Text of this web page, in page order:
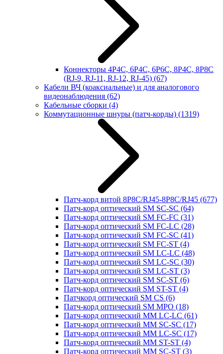
Коннекторы 4P4C, 6P4C, 6P6C, 8P4C, 8P8C
(RJ-9, RJ-11, RJ-12, RJ-45) (67)
Кабели ВЧ (коаксиальные) и для аналогового
видеонаблюдения (62)
Кабельные сборки (4)
Коммутационные шнуры (патч-корды) (1319)
Патч-корд витой 8P8C/RJ45-8P8C/RJ45 (677)
Патч-корд оптический SM SC-SC (64)
Патч-корд оптический SM FC-FC (31)
Патч-корд оптический SM FC-LC (28)
Патч-корд оптический SM FC-SC (41)
Патч-корд оптический SM FC-ST (4)
Патч-корд оптический SM LC-LC (48)
Патч-корд оптический SM LC-SC (30)
Патч-корд оптический SM LC-ST (3)
Патч-корд оптический SM SC-ST (6)
Патч-корд оптический SM ST-ST (4)
Патчкорд оптический SM CS (6)
Патч-корд оптический SM MPO (18)
Патч-корд оптический MM LC-LC (61)
Патч-корд оптический MM SC-SC (17)
Патч-корд оптический MM LC-SC (17)
Патч-корд оптический MM ST-ST (4)
Патч-корд оптический MM SC-ST (3)